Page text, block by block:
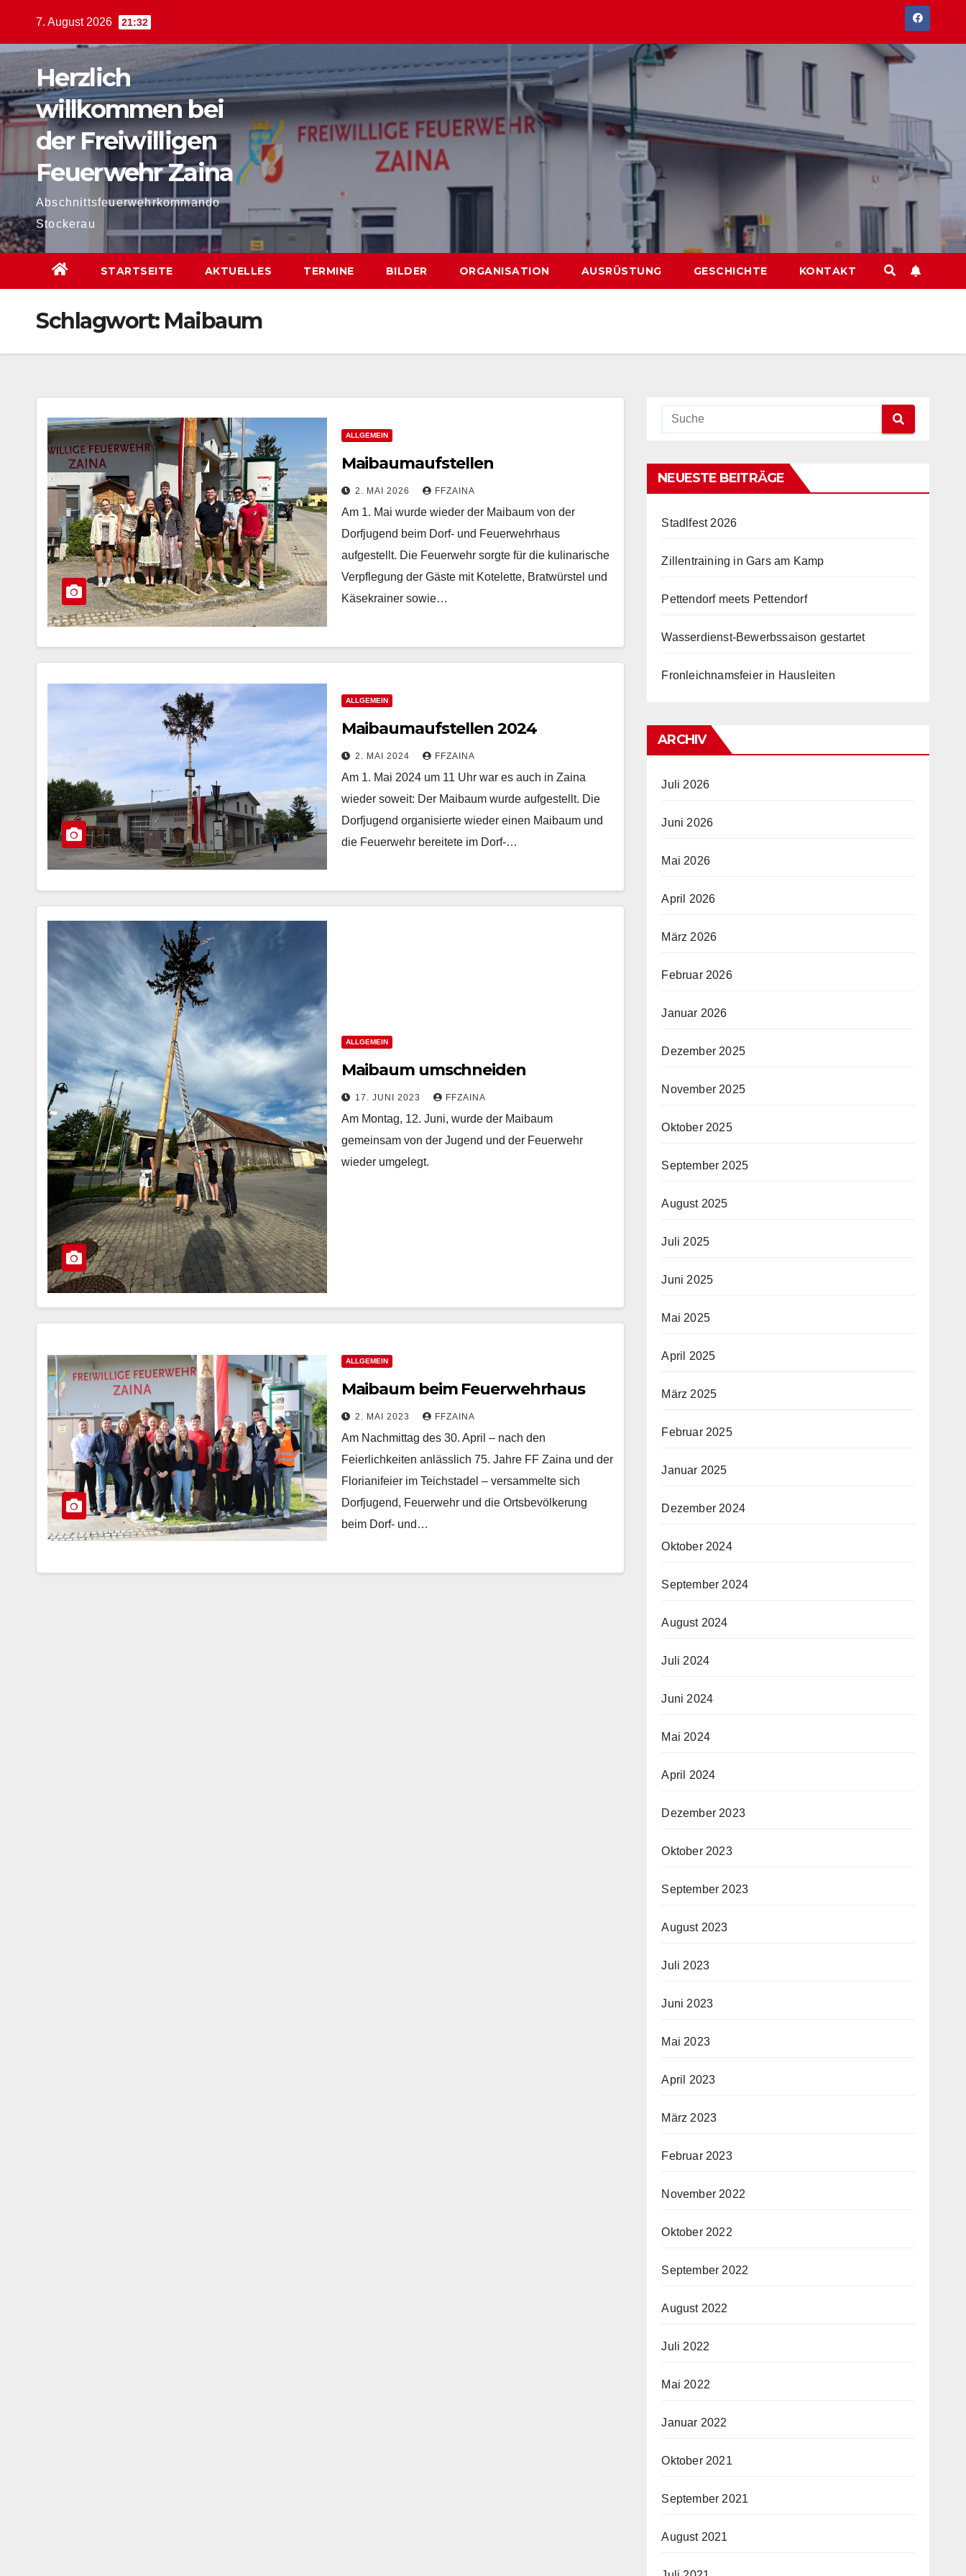
springen
7. August 2026 21:32
Herzlich
willkommen bei
der Freiwilligen
Feuerwehr Zaina
Abschnittsfeuerwehrkommando
Stockerau
STARTSEITE AKTUELLES TERMINE BILDER ORGANISATION AUSRÜSTUNG GESCHICHTE KONTAKT
Schlagwort: Maibaum
ALLGEMEIN
Maibaumaufstellen
2. MAI 2026 FFZAINA
Am 1. Mai wurde wieder der Maibaum von der
Dorfjugend beim Dorf- und Feuerwehrhaus
aufgestellt. Die Feuerwehr sorgte für die kulinarische
Verpflegung der Gäste mit Kotelette, Bratwürstel und
Käsekrainer sowie…
ALLGEMEIN
Maibaumaufstellen 2024
2. MAI 2024 FFZAINA
Am 1. Mai 2024 um 11 Uhr war es auch in Zaina
wieder soweit: Der Maibaum wurde aufgestellt. Die
Dorfjugend organisierte wieder einen Maibaum und
die Feuerwehr bereitete im Dorf-…
ALLGEMEIN
Maibaum umschneiden
17. JUNI 2023 FFZAINA
Am Montag, 12. Juni, wurde der Maibaum
gemeinsam von der Jugend und der Feuerwehr
wieder umgelegt.
ALLGEMEIN
Maibaum beim Feuerwehrhaus
2. MAI 2023 FFZAINA
Am Nachmittag des 30. April – nach den
Feierlichkeiten anlässlich 75. Jahre FF Zaina und der
Florianifeier im Teichstadel – versammelte sich
Dorfjugend, Feuerwehr und die Ortsbevölkerung
beim Dorf- und…
NEUESTE BEITRÄGE
Stadlfest 2026
Zillentraining in Gars am Kamp
Pettendorf meets Pettendorf
Wasserdienst-Bewerbssaison gestartet
Fronleichnamsfeier in Hausleiten
ARCHIV
Juli 2026
Juni 2026
Mai 2026
April 2026
März 2026
Februar 2026
Januar 2026
Dezember 2025
November 2025
Oktober 2025
September 2025
August 2025
Juli 2025
Juni 2025
Mai 2025
April 2025
März 2025
Februar 2025
Januar 2025
Dezember 2024
Oktober 2024
September 2024
August 2024
Juli 2024
Juni 2024
Mai 2024
April 2024
Dezember 2023
Oktober 2023
September 2023
August 2023
Juli 2023
Juni 2023
Mai 2023
April 2023
März 2023
Februar 2023
November 2022
Oktober 2022
September 2022
August 2022
Juli 2022
Mai 2022
Januar 2022
Oktober 2021
September 2021
August 2021